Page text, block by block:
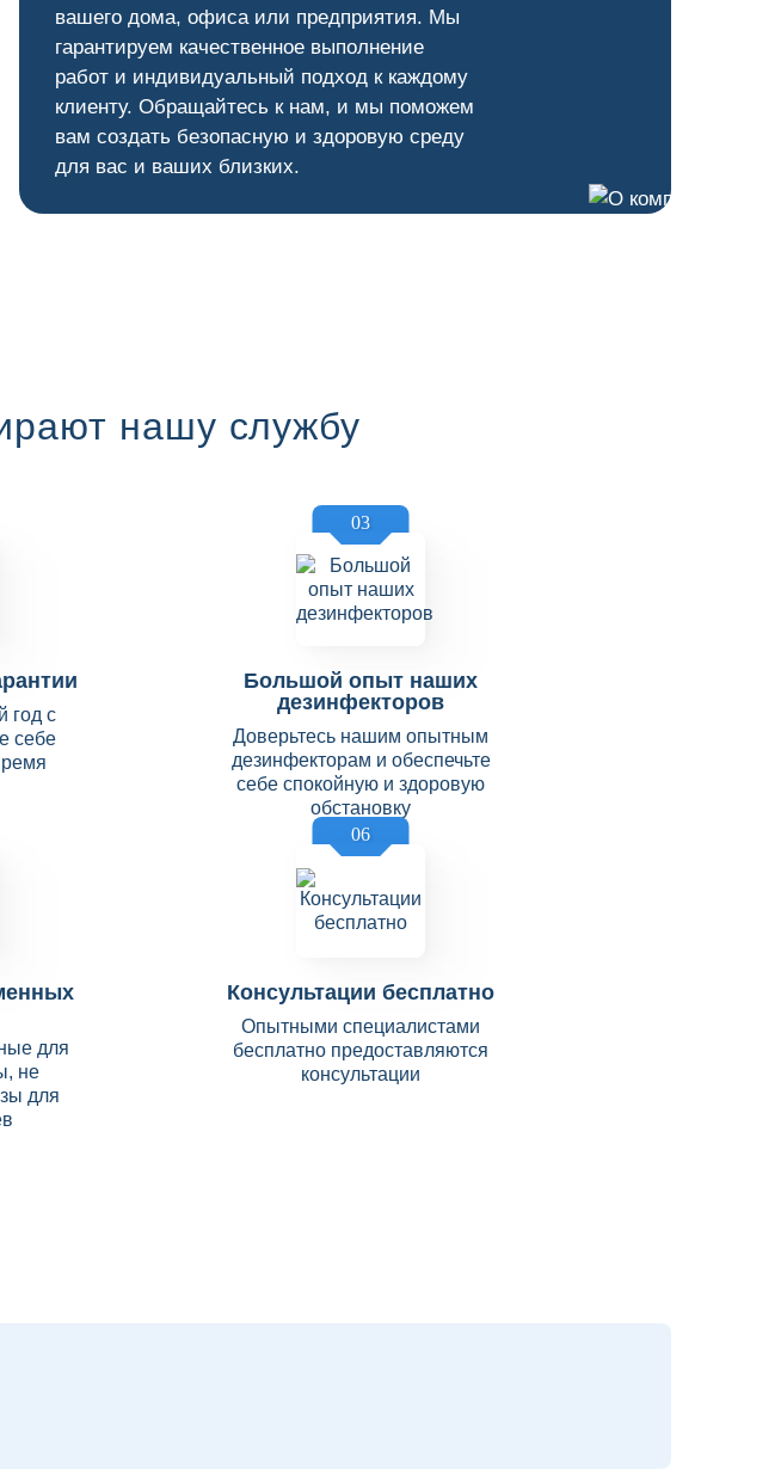
вашего дома, офиса или предприятия. Мы
гарантируем качественное выполнение
работ и индивидуальный подход к каждому
клиенту. Обращайтесь к нам, и мы поможем
вам создать безопасную и здоровую среду
для вас и ваших близких.
нашу службу
год с
себе
03
Большой опыт наших
дезинфекторов
Доверьтесь нашим опытным
дезинфекторам и обеспечьте
себе спокойную и здоровую
обстановку
для
не
для
06
Консультации бесплатно
Опытными специалистами
бесплатно предоставляются
консультации